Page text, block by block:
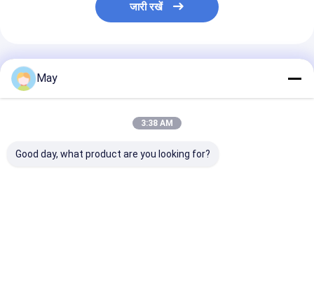
जारी रखें
अनुशंसित उत्पाद
May
3:38 AM
Good day, what product are you looking for?